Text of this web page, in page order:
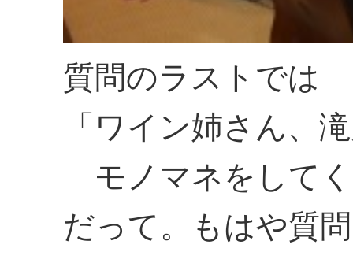
質問のラストでは
「ワイン姉さん、
モノマネをして
だって。もはや質